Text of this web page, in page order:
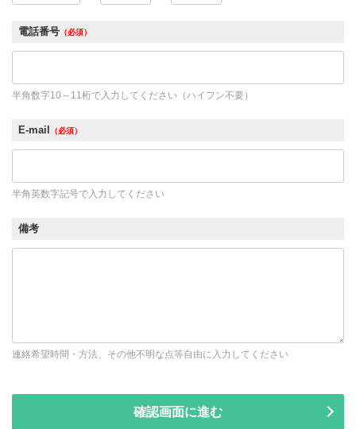
電話番号 （必須）
半角数字10～11桁で入力してください（ハイフン不要）
E-mail （必須）
半角英数字記号で入力してください
備考
連絡希望時間・方法、その他不明な点等自由に入力してください